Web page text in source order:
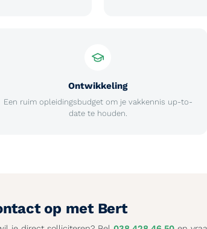
Ontwikkeling
Een ruim opleidingsbudget om je vakkennis up-to-
date te houden.
op met Bert